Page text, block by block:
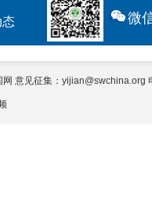
态
微
意见征集：yijian@swchina.org